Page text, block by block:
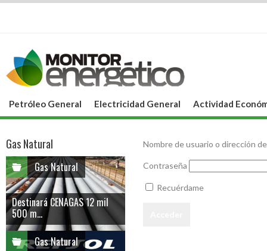
Petróleo General Electricidad General Actividad
Nombre de usuario o dirección
Contraseña
Recuérdame
Gas Natural
Gas Natural
Destinará CENAGAS 12 mil
500 m...
Gas Natural